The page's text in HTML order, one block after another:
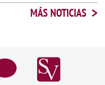
MÁS NOTICIAS >